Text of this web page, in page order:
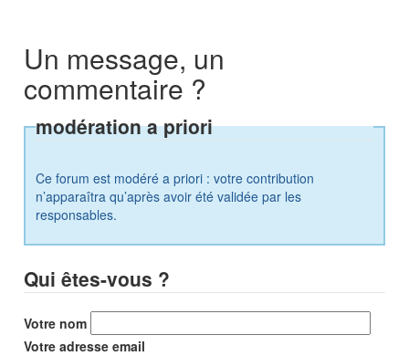
Un message, un
commentaire ?
modération a priori
Ce forum est modéré a priori : votre contribution
n’apparaîtra qu’après avoir été validée par les
responsables.
Qui êtes-vous ?
Votre nom
Votre adresse email